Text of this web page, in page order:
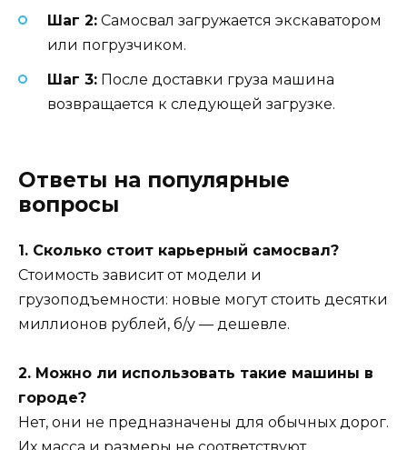
Шаг 2: Самосвал загружается экскаватором
или погрузчиком.
Шаг 3: После доставки груза машина
возвращается к следующей загрузке.
Ответы на популярные
вопросы
1. Сколько стоит карьерный самосвал?
Стоимость зависит от модели и
грузоподъемности: новые могут стоить десятки
миллионов рублей, б/у — дешевле.
2. Можно ли использовать такие машины в
городе?
Нет, они не предназначены для обычных дорог.